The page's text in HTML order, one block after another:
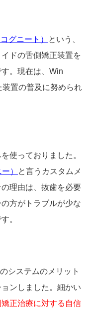
グニート）
という、
ドの舌側矯正装置を
。現在は、Win
置の普及に努められ
使っておりました。
）
と言うカスタムメ
理由は、抜歯を必要
方がトラブルが少な
。
システムのメリット
ンしました。細かい
正治療に対する自信